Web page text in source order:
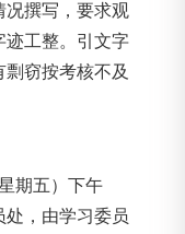
况撰写，要求观
迹工整。引文字
窃按考核不及
期五）下午
处，由学习委员